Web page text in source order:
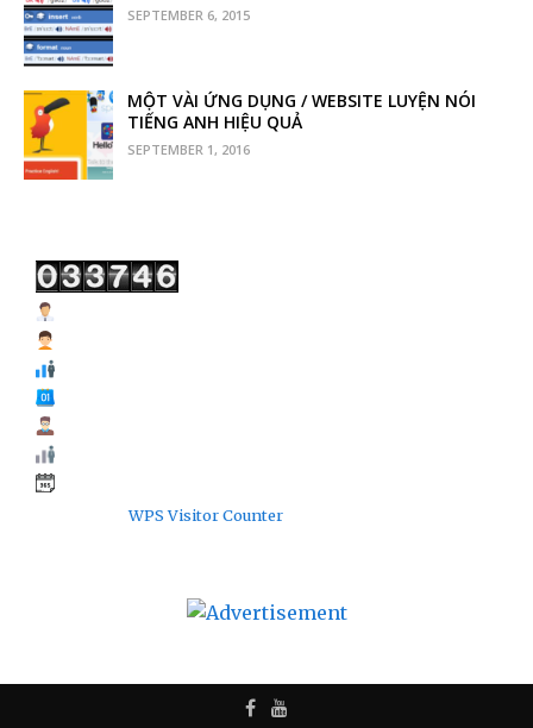
SEPTEMBER 6, 2015
MỘT VÀI ỨNG DỤNG / WEBSITE LUYỆN NÓI
TIẾNG ANH HIỆU QUẢ
SEPTEMBER 1, 2016
Powered ByWPS Visitor Counter